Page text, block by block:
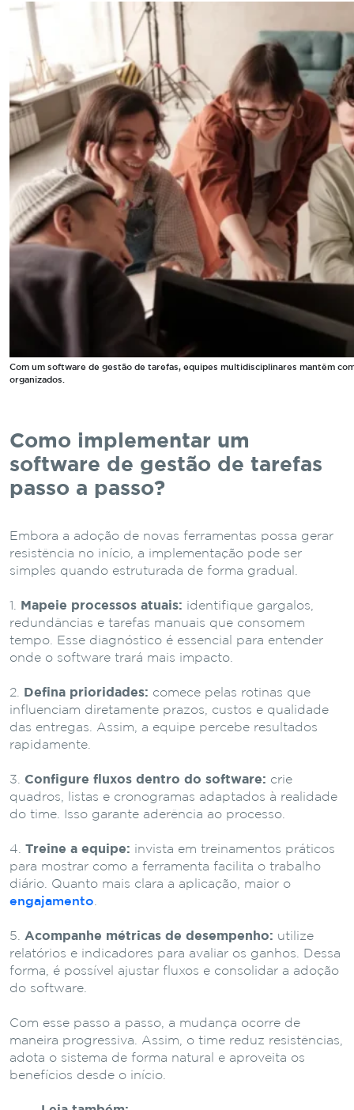
Com um software de gestão de tarefas, equipes multidisciplinares mantêm
organizados.
Como implementar um
software de gestão de tarefas
passo a passo?
Embora a adoção de novas ferramentas possa gerar
resistência no início, a implementação pode ser
simples quando estruturada de forma gradual.
Mapeie processos atuais: identifique gargalos,
redundâncias e tarefas manuais que consomem
tempo. Esse diagnóstico é essencial para entender
onde o software trará mais impacto.
Defina prioridades: comece pelas rotinas que
influenciam diretamente prazos, custos e qualidade
das entregas. Assim, a equipe percebe resultados
rapidamente.
Configure fluxos dentro do software: crie
quadros, listas e cronogramas adaptados à realidade
do time. Isso garante aderência ao processo.
Treine a equipe: invista em treinamentos práticos
para mostrar como a ferramenta facilita o trabalho
diário. Quanto mais clara a aplicação, maior o
engajamento
Acompanhe métricas de desempenho: utilize
relatórios e indicadores para avaliar os ganhos. Dessa
forma, é possível ajustar fluxos e consolidar a adoção
do software.
Com esse passo a passo, a mudança ocorre de
maneira progressiva. Assim, o time reduz resistências,
adota o sistema de forma natural e aproveita os
benefícios desde o início.